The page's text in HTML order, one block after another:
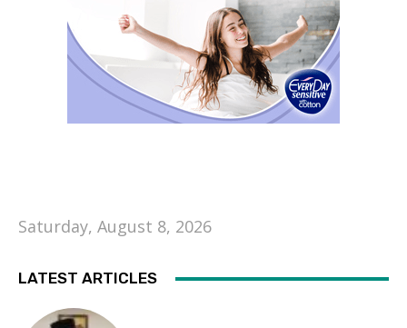
Saturday, August 8, 2026
LATEST ARTICLES